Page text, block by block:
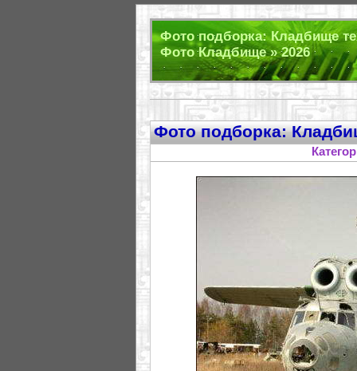
Фото подборка: Кладбище
Фото Кладбище » 2026
Фото подборка: